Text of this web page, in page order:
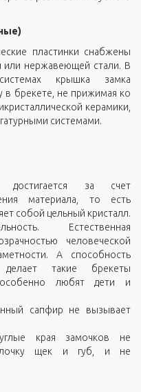
пластинки снабжены
или нержавеющей стали. В
крышка замка
в брекете, не прижимая ко
керамики,
системами.
за счет
материала, то есть
собой цельный кристалл.
Естественная
человеческой
А способность
такие брекеты
любят дети и
сапфир не вызывает
края замочков не
щек и губ, и не